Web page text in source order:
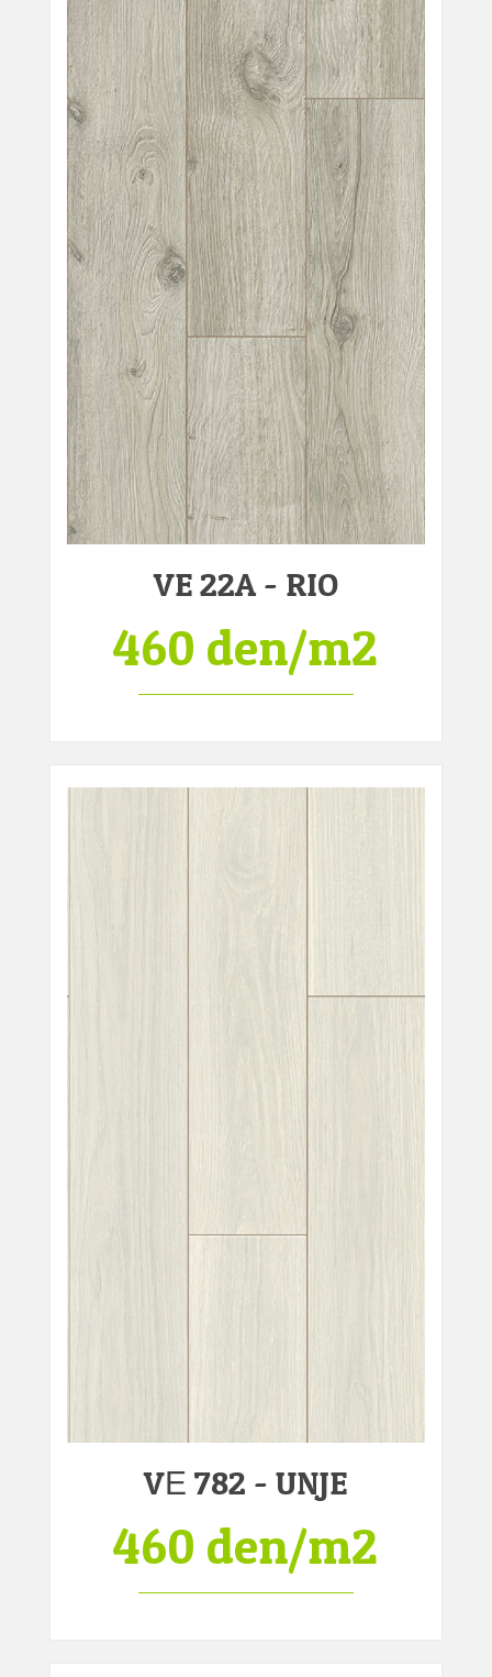
VE 22A - RIO
460 den/m2
VЕ 782 - UNJE
460 den/m2